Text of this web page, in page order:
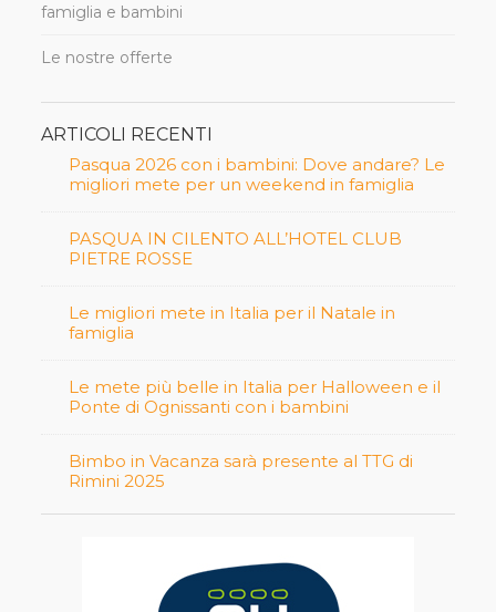
famiglia e bambini
Le nostre offerte
ARTICOLI RECENTI
Pasqua 2026 con i bambini: Dove andare? Le
migliori mete per un weekend in famiglia
PASQUA IN CILENTO ALL’HOTEL CLUB
PIETRE ROSSE
Le migliori mete in Italia per il Natale in
famiglia
Le mete più belle in Italia per Halloween e il
Ponte di Ognissanti con i bambini
Bimbo in Vacanza sarà presente al TTG di
Rimini 2025